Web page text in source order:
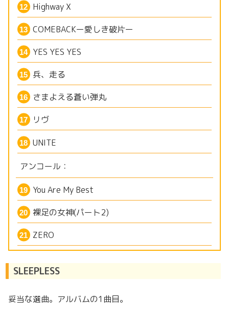
Highway X
COMEBACKー愛しき破片ー
YES YES YES
兵、走る
さまよえる蒼い弾丸
リヴ
UNITE
アンコール：
You Are My Best
裸足の女神(パート2)
ZERO
SLEEPLESS
妥当な選曲。アルバムの1曲目。